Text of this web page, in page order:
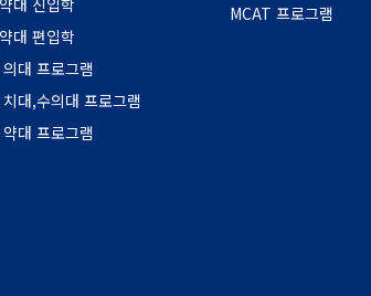
대 신입학
대 편입학
대 프로그램
대,수의대 프로그램
대 프로그램
MCAT 프로그램